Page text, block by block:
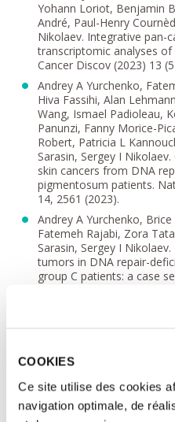
COOKIES
Ce site utilise des cookies
navigation optimale, de
Yohann Loriot, Benjamin
André, Paul-Henry
Nikolaev. Integrative pan-
transcriptomic analyses
Cancer Discov (2023) 13
Andrey A Yurchenko,
Hiva Fassihi, Alan
Wang, Ismael Padioleau,
Panunzi, Fanny Morice-
Robert, Patricia L
Sarasin, Sergey I
skin cancers from DNA
pigmentosum patients.
14, 2561 (2023).
Andrey A Yurchenko,
Fatemeh Rajabi, Zora
Sarasin, Sergey I
tumors in DNA repair-
group C patients: a case
Andrey A Yurchenko,
Antonio Alberdi, Nadem
Mourah, Fanny Bouquet,
Mendez-Lopez, Florent
Laurent Mortier, Nicolas
Caroline Robert, Philippe